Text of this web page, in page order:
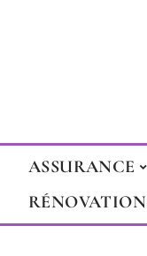
ASSURANCE
RÉNOVATION